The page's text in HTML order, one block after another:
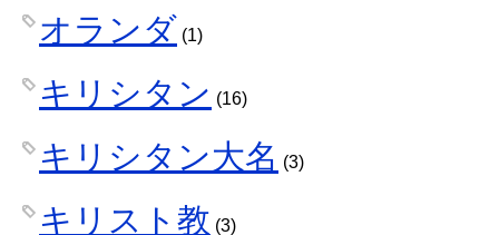
オランダ (1)
キリシタン (16)
キリシタン大名 (3)
キリスト教 (3)